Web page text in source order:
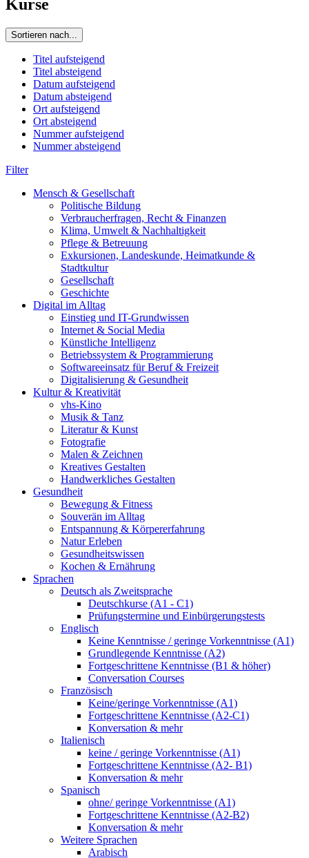
Kurse
Sortieren nach...
Titel aufsteigend
Titel absteigend
Datum aufsteigend
Datum absteigend
Ort aufsteigend
Ort absteigend
Nummer aufsteigend
Nummer absteigend
Filter
Mensch & Gesellschaft
Politische Bildung
Verbraucherfragen, Recht & Finanzen
Klima, Umwelt & Nachhaltigkeit
Pflege & Betreuung
Exkursionen, Landeskunde, Heimatkunde &
Stadtkultur
Gesellschaft
Geschichte
Digital im Alltag
Einstieg und IT-Grundwissen
Internet & Social Media
Künstliche Intelligenz
Betriebssystem & Programmierung
Softwareeinsatz für Beruf & Freizeit
Digitalisierung & Gesundheit
Kultur & Kreativität
vhs-Kino
Musik & Tanz
Literatur & Kunst
Fotografie
Malen & Zeichnen
Kreatives Gestalten
Handwerkliches Gestalten
Gesundheit
Bewegung & Fitness
Souverän im Alltag
Entspannung & Körpererfahrung
Natur Erleben
Gesundheitswissen
Kochen & Ernährung
Sprachen
Deutsch als Zweitsprache
Deutschkurse (A1 - C1)
Prüfungstermine und Einbürgerungstests
Englisch
Keine Kenntnisse / geringe Vorkenntnisse (A1)
Grundlegende Kenntnisse (A2)
Fortgeschrittene Kenntnisse (B1 & höher)
Conversation Courses
Französisch
Keine/geringe Vorkenntnisse (A1)
Fortgeschrittene Kenntnisse (A2-C1)
Konversation & mehr
Italienisch
keine / geringe Vorkenntnisse (A1)
Fortgeschrittene Kenntnisse (A2- B1)
Konversation & mehr
Spanisch
ohne/ geringe Vorkenntnisse (A1)
Fortgeschrittene Kenntnisse (A2-B2)
Konversation & mehr
Weitere Sprachen
Arabisch